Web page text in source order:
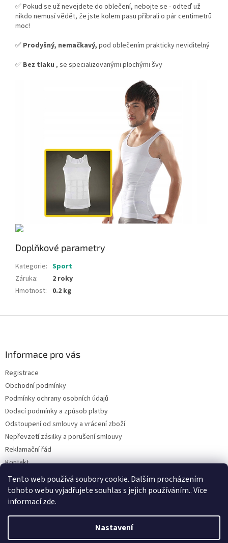
Tento web používá soubory cookie. Dalším procházením
tohoto webu vyjadřujete souhlas s jejich používáním.. Více
informacízde.
Nastavení
✅ Pokud se už nevejdete do oblečení, nebojte se - odteď už
nikdo nemusí vědět, že jste kolem pasu přibrali o pár centimetrů
moc!
✅ Prodyšný, nemačkavý, pod oblečením prakticky neviditelný
✅ Bez tlaku , se specializovanými plochými švy
Doplňkové parametry
Kategorie: Sport
Záruka:
2 roky
Hmotnost: 0.2 kg
Informace pro vás
Registrace
Obchodní podmínky
Podmínky ochrany osobních údajů
Dodací podmínky a způsob platby
Odstoupení od smlouvy a vrácení zboží
Nepřevzetí zásilky a porušení smlouvy
Reklamační řád
Kontakt
Napište nám